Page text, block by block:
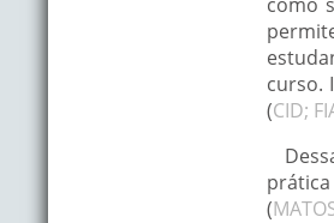
curso.
(CID;
(